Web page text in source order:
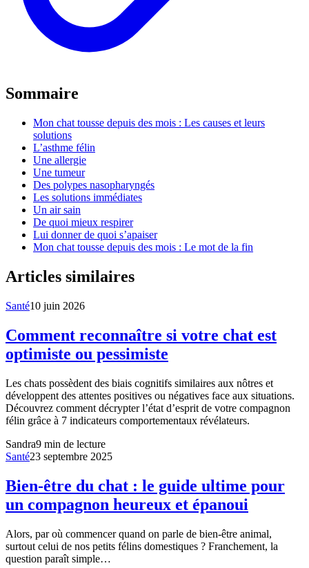
Sommaire
Mon chat tousse depuis des mois : Les causes et leurs
solutions
L’asthme félin
Une allergie
Une tumeur
Des polypes nasopharyngés
Les solutions immédiates
Un air sain
De quoi mieux respirer
Lui donner de quoi s’apaiser
Mon chat tousse depuis des mois : Le mot de la fin
Articles similaires
Santé10 juin 2026
Comment reconnaître si votre chat est
optimiste ou pessimiste
Les chats possèdent des biais cognitifs similaires aux nôtres et
développent des attentes positives ou négatives face aux situations.
Découvrez comment décrypter l’état d’esprit de votre compagnon
félin grâce à 7 indicateurs comportementaux révélateurs.
Sandra9 min de lecture
Santé23 septembre 2025
Bien-être du chat : le guide ultime pour
un compagnon heureux et épanoui
Alors, par où commencer quand on parle de bien-être animal,
surtout celui de nos petits félins domestiques ? Franchement, la
question paraît simple…